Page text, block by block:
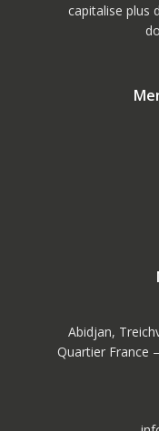
capitalise plus
Abidjan,
Quartier France